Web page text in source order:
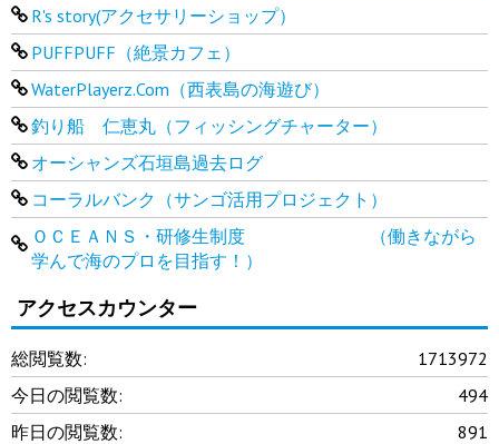
R's story(アクセサリーショップ）
PUFFPUFF（絶景カフェ）
WaterPlayerz.Com（西表島の海遊び）
釣り船 仁恵丸（フィッシングチャーター）
オーシャンズ石垣島過去ログ
コーラルバンク（サンゴ活用プロジェクト）
ＯＣＥＡＮＳ・研修生制度 （働きながら
学んで海のプロを目指す！）
アクセスカウンター
1713972
総閲覧数:
494
今日の閲覧数:
891
昨日の閲覧数: